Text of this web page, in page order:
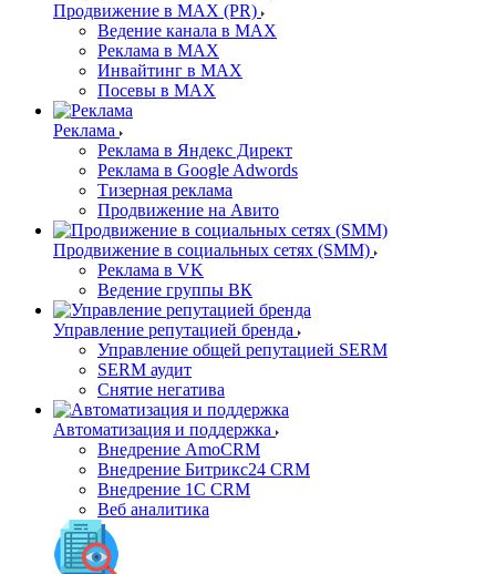
Продвижение в MAX (PR)
Ведение канала в MAX
Реклама в MAX
Инвайтинг в MAX
Посевы в MAX
Реклама
Реклама в Яндекс Директ
Реклама в Google Adwords
Тизерная реклама
Продвижение на Авито
Продвижение в социальных сетях (SMM)
Реклама в VK
Ведение группы ВК
Управление репутацией бренда
Управление общей репутацией SERM
SERM аудит
Снятие негатива
Автоматизация и поддержка
Внедрение AmoCRM
Внедрение Битрикс24 CRM
Внедрение 1C CRM
Веб аналитика